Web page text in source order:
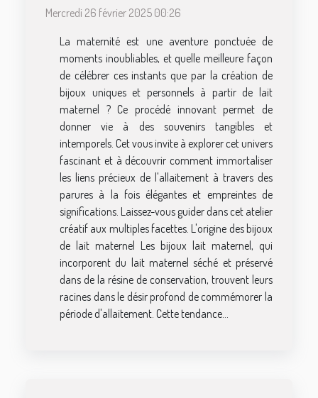
Mercredi 26 février 2025 00:26
La maternité est une aventure ponctuée de
moments inoubliables, et quelle meilleure façon
de célébrer ces instants que par la création de
bijoux uniques et personnels à partir de lait
maternel ? Ce procédé innovant permet de
donner vie à des souvenirs tangibles et
intemporels. Cet vous invite à explorer cet univers
fascinant et à découvrir comment immortaliser
les liens précieux de l'allaitement à travers des
parures à la fois élégantes et empreintes de
significations. Laissez-vous guider dans cet atelier
créatif aux multiples facettes. L'origine des bijoux
de lait maternel Les bijoux lait maternel, qui
incorporent du lait maternel séché et préservé
dans de la résine de conservation, trouvent leurs
racines dans le désir profond de commémorer la
période d'allaitement. Cette tendance...